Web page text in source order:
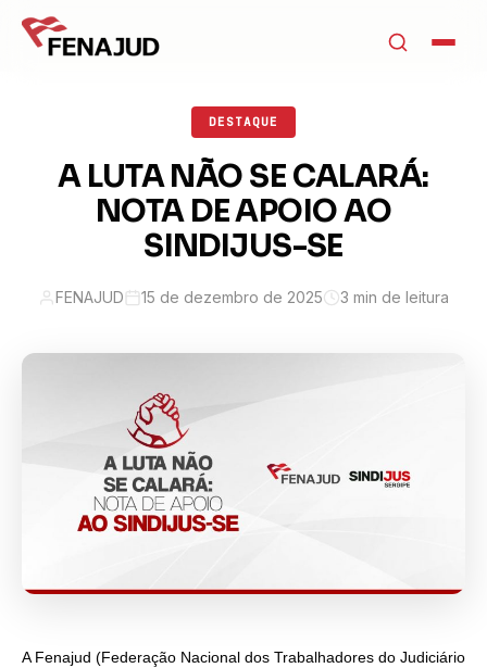
DESTAQUE
A LUTA NÃO SE CALARÁ:
NOTA DE APOIO AO
SINDIJUS-SE
FENAJUD 15 de dezembro de 2025 3 min de leitura
A Fenajud (Federação Nacional dos Trabalhadores do Judiciário